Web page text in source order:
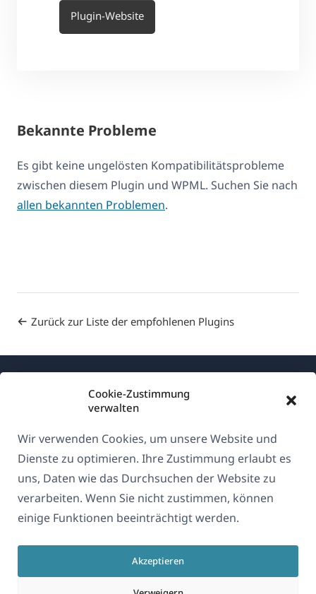
Cookie-Zustimmung
verwalten
Wir verwenden Cookies, um unsere Website und
Dienste zu optimieren. Ihre Zustimmung erlaubt es
uns, Daten wie das Durchsuchen der Website zu
verarbeiten. Wenn Sie nicht zustimmen, können
einige Funktionen beeinträchtigt werden.
Akzeptieren
Plugin-Website
Bekannte Probleme
Es gibt keine ungelösten Kompatibilitätsprobleme
zwischen diesem Plugin und WPML. Suchen Sie nach
allen bekannten Problemen.
Zurück zur Liste der empfohlenen Plugins
Deutsch
Über WPML
DSGVO & Datenschutzrichtlinie
Unserem Team beitreten(öffnet
in
Fenster)
in
einem
neuen
(öffnet
in
einem
neuen
in
neuen